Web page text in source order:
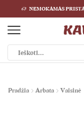
NEMOKAMAS
Pradžia Arbata Vaisinė